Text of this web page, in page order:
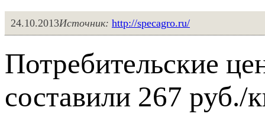
24.10.2013Источник: http://specagro.ru/
Потребительские
составили 267 руб./